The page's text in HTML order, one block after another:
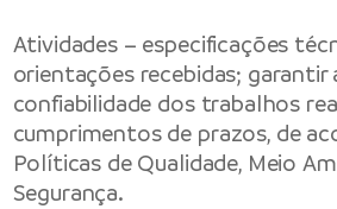
Atividades – especificações
orientações recebidas; garantir
confiabilidade dos trabalhos
cumprimentos de prazos, de
Políticas de Qualidade, Meio
Segurança.